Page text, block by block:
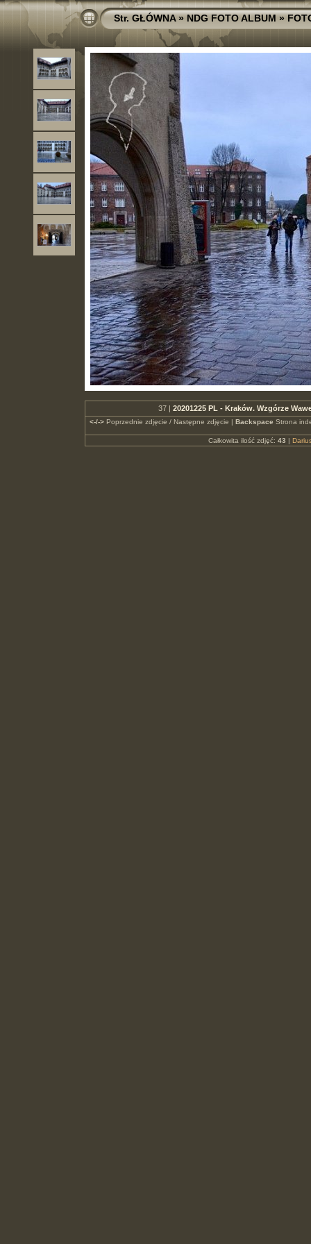
Str. GŁÓWNA»NDG FOTO ALBUM»
37 | 20201225 PL - Kraków. Wzgórze
<-/->Poprzednie zdjęcie / Następne zdjęcie | Backspace Strona
Całkowita ilość zdjęć: 43 |